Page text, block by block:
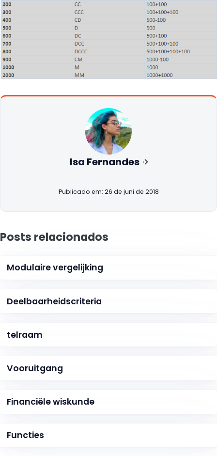
Isa Fernandes
Publicado em: 26 de juni de 2018
Posts relacionados
Modulaire vergelijking
Deelbaarheidscriteria
telraam
Vooruitgang
Financiële wiskunde
Functies